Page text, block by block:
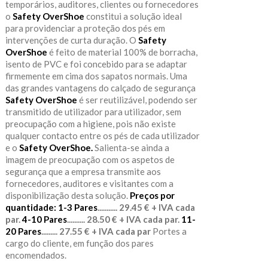
temporários, auditores, clientes ou fornecedores
o Safety OverShoe constitui a solução ideal
para providenciar a proteção dos pés em
intervenções de curta duração. O Safety
OverShoe é feito de material 100% de borracha,
isento de PVC e foi concebido para se adaptar
firmemente em cima dos sapatos normais. Uma
das grandes vantagens do calçado de segurança
Safety OverShoe é ser reutilizável, podendo ser
transmitido de utilizador para utilizador, sem
preocupação com a higiene, pois não existe
qualquer contacto entre os pés de cada utilizador
e o Safety OverShoe. Salienta-se ainda a
imagem de preocupação com os aspetos de
segurança que a empresa transmite aos
fornecedores, auditores e visitantes com a
disponibilização desta solução. Preços por
quantidade: 1-3 Pares........... 29.45 € + IVA cada
par. 4-10 Pares.......... 28.50 € + IVA cada par. 11-
20 Pares......... 27.55 € + IVA cada parPortes a
cargo do cliente, em função dos pares
encomendados.